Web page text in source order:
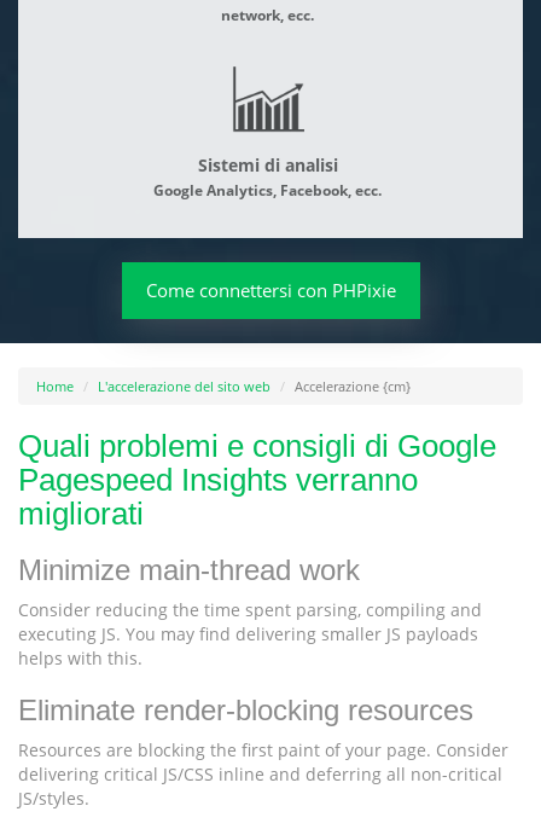
network, ecc.
Sistemi di analisi
Google Analytics, Facebook, ecc.
Come connettersi con PHPixie
Home L'accelerazione del sito web Accelerazione {cm}
Quali problemi e consigli di Google
Pagespeed Insights verranno
migliorati
Minimize main-thread work
Consider reducing the time spent parsing, compiling and
executing JS. You may find delivering smaller JS payloads
helps with this.
Eliminate render-blocking resources
Resources are blocking the first paint of your page. Consider
delivering critical JS/CSS inline and deferring all non-critical
JS/styles.